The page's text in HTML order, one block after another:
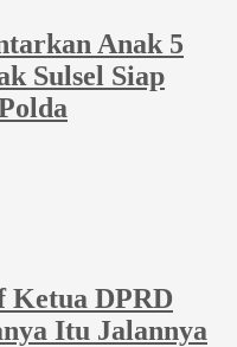
Anak 5
Sulsel Siap
Ketua DPRD
Itu Jalannya